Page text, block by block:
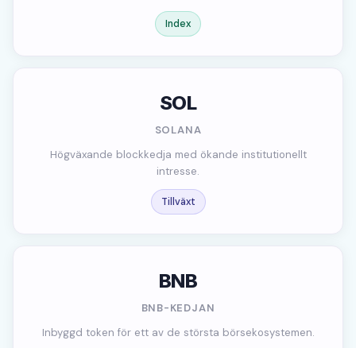
Index
SOL
SOLANA
Högväxande blockkedja med ökande institutionellt
intresse.
Tillväxt
BNB
BNB-KEDJAN
Inbyggd token för ett av de största börsekosystemen.